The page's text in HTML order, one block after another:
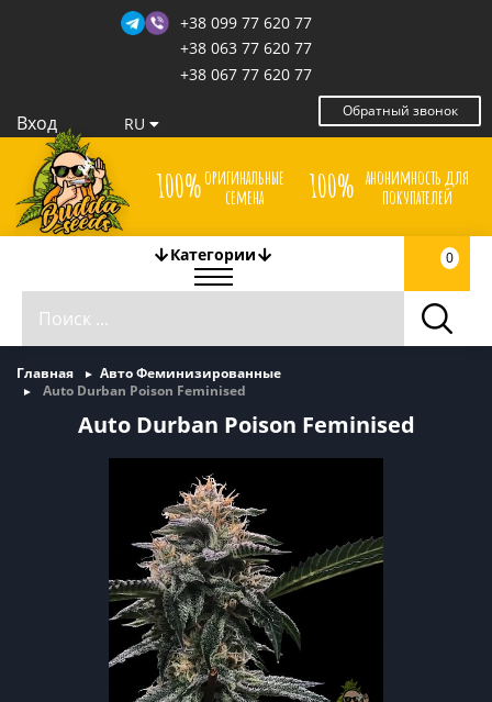
+38 099 77 620 77
+38 063 77 620 77
+38 067 77 620 77
Обратный звонок
Вход RU
100%оригинальные
семена
100% анонимность для
покупателей
Категории 0
Главная
Авто Феминизированные
Auto Durban Poison Feminised
Auto Durban Poison Feminised